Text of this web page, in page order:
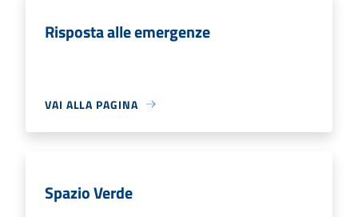
Risposta alle emergenze
VAI ALLA PAGINA
Spazio Verde